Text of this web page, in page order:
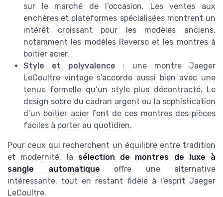
sur le marché de l’occasion. Les ventes aux
enchères et plateformes spécialisées montrent un
intérêt croissant pour les modèles anciens,
notamment les modèles Reverso et les montres à
boitier acier.
Style et polyvalence : une montre Jaeger
LeCoultre vintage s’accorde aussi bien avec une
tenue formelle qu’un style plus décontracté. Le
design sobre du cadran argent ou la sophistication
d’un boitier acier font de ces montres des pièces
faciles à porter au quotidien.
Pour ceux qui recherchent un équilibre entre tradition
et modernité, la sélection de montres de luxe à
sangle automatique offre une alternative
intéressante, tout en restant fidèle à l’esprit Jaeger
LeCoultre.